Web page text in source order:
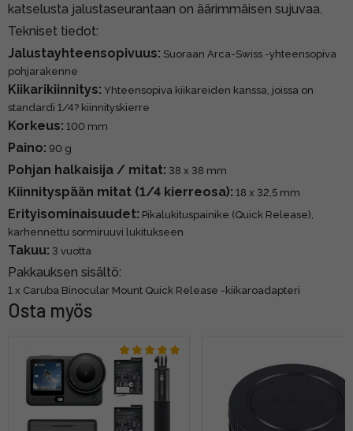
katselusta jalustaseurantaan on äärimmäisen sujuvaa.
Tekniset tiedot:
Jalustayhteensopivuus: Suoraan Arca-Swiss -yhteensopiva
pohjarakenne
Kiikarikiinnitys: Yhteensopiva kiikareiden kanssa, joissa on
standardi 1/4? kiinnityskierre
Korkeus: 100 mm
Paino: 90 g
Pohjan halkaisija / mitat: 38 x 38 mm
Kiinnityspään mitat (1/4 kierreosa): 18 x 32,5 mm
Erityisominaisuudet: Pikalukituspainike (Quick Release),
karhennettu sormiruuvi lukitukseen
Takuu: 3 vuotta
Pakkauksen sisältö:
1 x Caruba Binocular Mount Quick Release -kiikaroadapteri
Osta myös